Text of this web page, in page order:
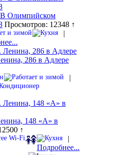
Олимпийском
Просмотров: 12348 ↑
|
286 в Адлере
|
148 «А» в
↑
|
Подробнее...